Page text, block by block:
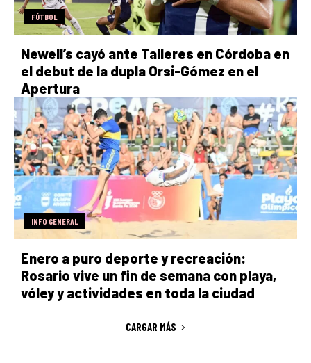
FÚTBOL
Newell’s cayó ante Talleres en Córdoba en
el debut de la dupla Orsi-Gómez en el
Apertura
INFO GENERAL
Enero a puro deporte y recreación:
Rosario vive un fin de semana con playa,
vóley y actividades en toda la ciudad
CARGAR MÁS